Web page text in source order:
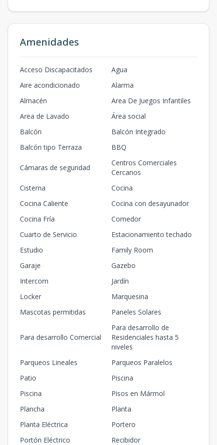
Amenidades
Acceso Discapacitados
Agua
Aire acondicionado
Alarma
Almacén
Area De Juegos Infantiles
Area de Lavado
Área social
Balcón
Balcón Integrado
Balcón tipo Terraza
BBQ
Cámaras de seguridad
Centros Comerciales
Cercanos
Cisterna
Cocina
Cocina Caliente
Cocina con desayunador
Cocina Fría
Comedor
Cuarto de Servicio
Estacionamiento techado
Estudio
Family Room
Garaje
Gazebo
Intercom
Jardín
Locker
Marquesina
Mascotas permitidas
Paneles Solares
Para desarrollo Comercial
Para desarrollo de
Residenciales hasta 5
niveles
Parqueos Lineales
Parqueos Paralelos
Patio
Piscina
Piscina
Pisos en Mármol
Plancha
Planta
Planta Eléctrica
Portero
Portón Eléctrico
Recibidor